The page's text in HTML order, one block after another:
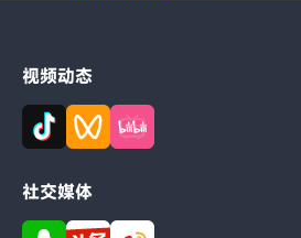
视频动态
社交媒体